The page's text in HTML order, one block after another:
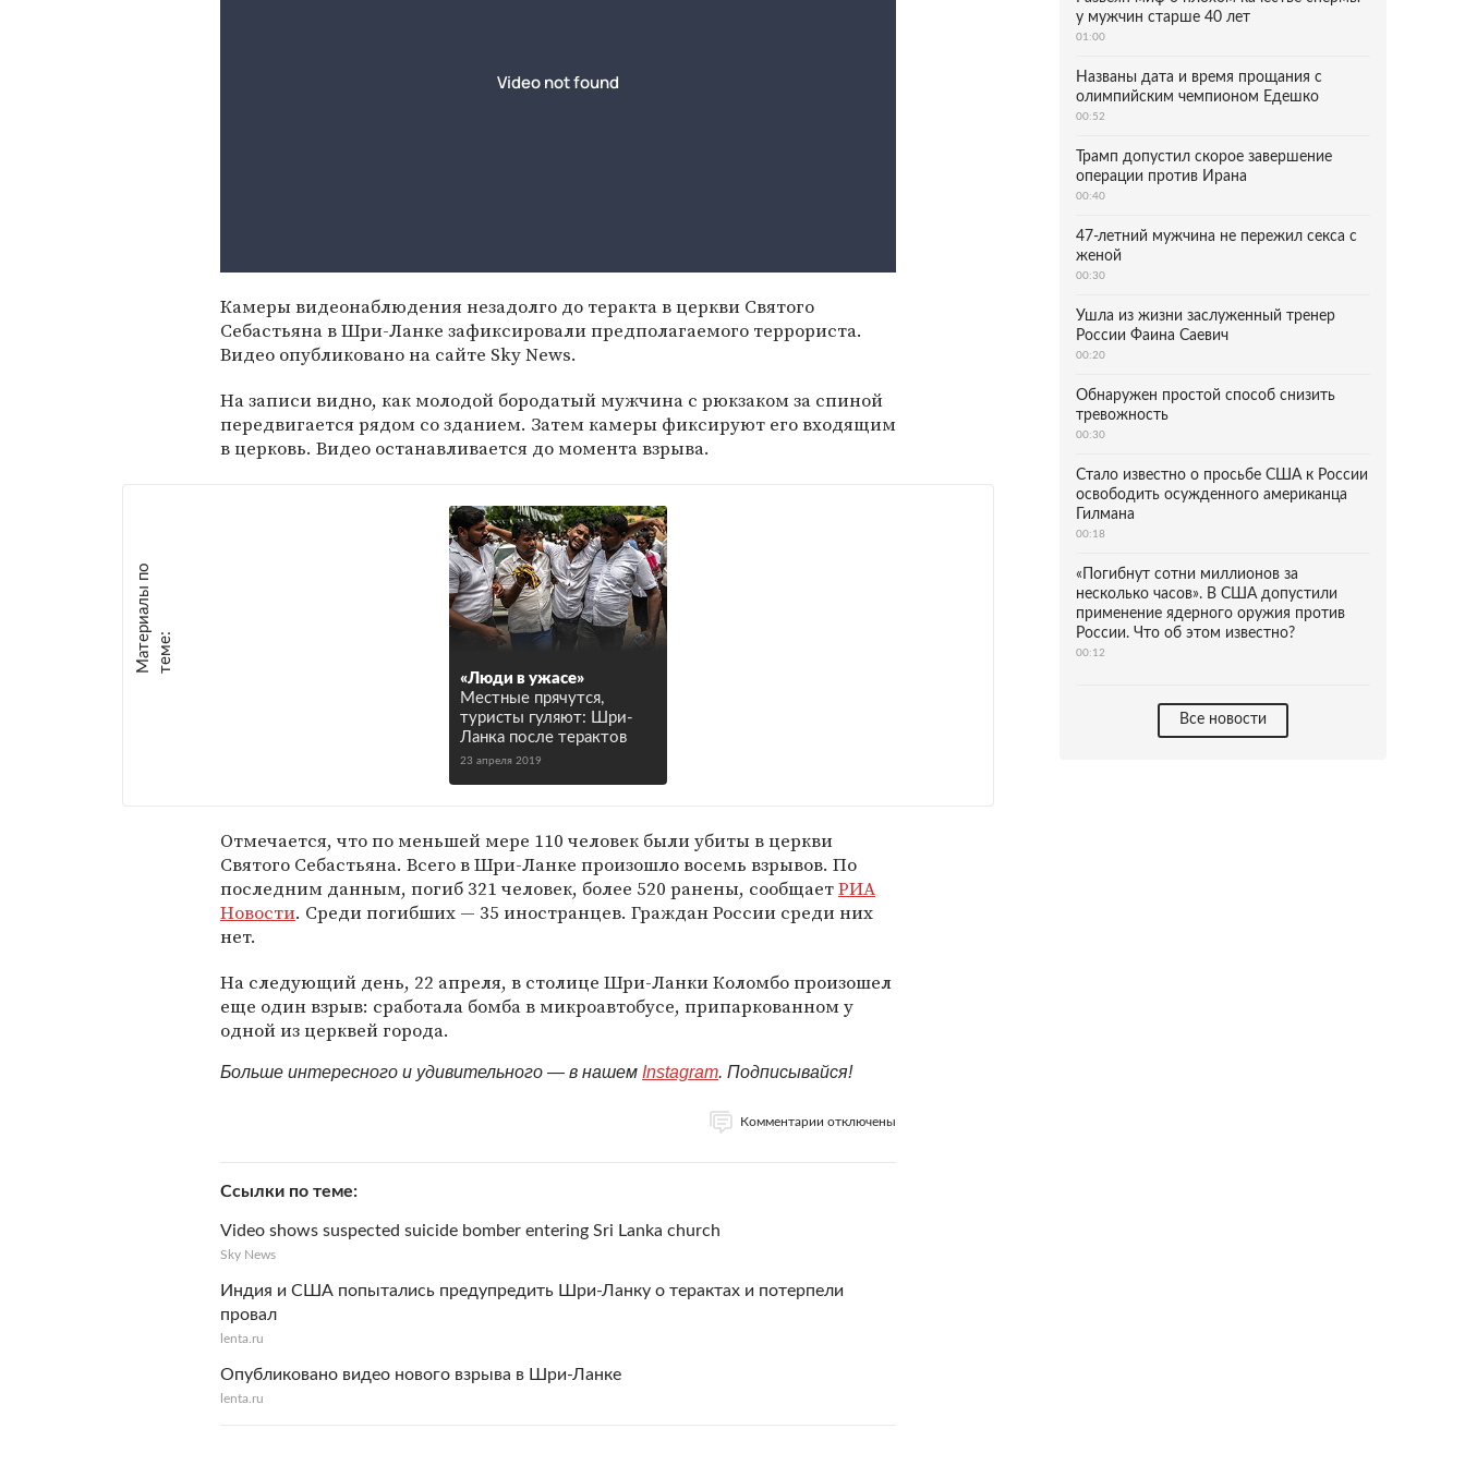
Камеры видеонаблюдения незадолго до теракта в церкви Святого
Себастьяна в Шри-Ланке зафиксировали предполагаемого террориста.
Видео опубликовано на сайте Sky News.
На записи видно, как молодой бородатый мужчина с рюкзаком за спиной
передвигается рядом со зданием. Затем камеры фиксируют его входящим
в церковь. Видео останавливается до момента взрыва.
М
а
т е
р
и
а
л
ы
п
о
т
е
м
е :
«Люди в ужасе»
Местные прячутся,
туристы гуляют: Шри-
Ланка после терактов
23 апреля 2019
Отмечается, что по меньшей мере 110 человек были убиты в церкви
Святого Себастьяна. Всего в Шри-Ланке произошло восемь взрывов. По
последним данным, погиб 321 человек, более 520 ранены, сообщаетРИА
Новости. Среди погибших — 35 иностранцев. Граждан России среди них
нет.
На следующий день, 22 апреля, в столице Шри-Ланки Коломбо произошел
еще один взрыв: сработала бомба в микроавтобусе, припаркованном у
одной из церквей города.
Больше интересного и удивительного — в нашем Instagram. Подписывайся!
Комментарии отключены
Ссылки по теме
Video shows suspected suicide bomber entering Sri Lanka church
Sky News
Индия и США попытались предупредить Шри-Ланку о терактах и потерпели
провал
lenta.ru
Опубликовано видео нового взрыва в Шри-Ланке
lenta.ru
у мужчин старше 40 лет
01:00
Названы дата и время прощания с
олимпийским чемпионом Едешко
00:52
Трамп допустил скорое завершение
операции против Ирана
00:40
47-летний мужчина не пережил секса с
женой
00:30
Ушла из жизни заслуженный тренер
России Фаина Саевич
00:20
Обнаружен простой способ снизить
тревожность
00:30
Стало известно о просьбе США к России
освободить осужденного американца
Гилмана
00:18
«Погибнут сотни миллионов за
несколько часов». В США допустили
применение ядерного оружия против
России. Что об этом известно?
00:12
Все новости